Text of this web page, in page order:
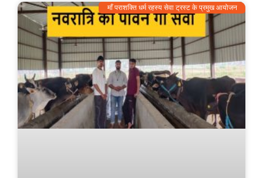
माँ पराशक्ति धर्म रहस्य सेवा ट्रस्ट के प्रमुख आयोजन